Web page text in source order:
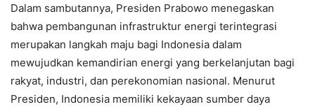
Dalam sambutannya, Presiden Prabowo menegaskan
bahwa pembangunan infrastruktur energi terintegrasi
merupakan langkah maju bagi Indonesia dalam
mewujudkan kemandirian energi yang berkelanjutan bagi
rakyat, industri, dan perekonomian nasional. Menurut
Presiden, Indonesia memiliki kekayaan sumber daya